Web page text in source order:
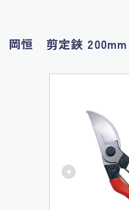
岡恒 剪定鋏 200mm